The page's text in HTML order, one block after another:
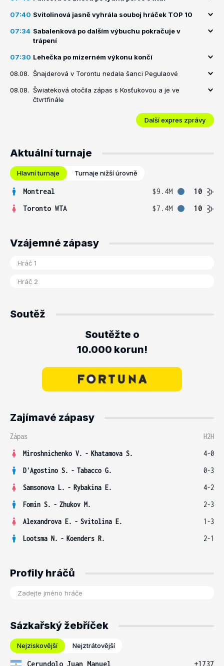
07:40 Svitolinová jasně vyhrála souboj hráček TOP 10
07:34 Sabalenková po dalším výbuchu pokračuje v
trápení
07:30 Lehečka po mizerném výkonu končí
08.08. Šnajderová v Torontu nedala šanci Pegulaové
08.08. Šwiateková otočila zápas s Kosťukovou a je ve
čtvrtfinále
Další expres zprávy
Aktuální turnaje
Hlavní turnaje Turnaje nižší úrovně
Montreal $9.4M
10
Toronto WTA
$7.4M 10
Vzájemné zápasy
Soutěž
Soutěžte o
10.000 korun!
Zajímavé zápasy
Zápas
H2H
Miroshnichenko V. - Khatamova S.
4-0
D'Agostino S. - Tabacco G.
0-3
Samsonova L. - Rybakina E.
4-2
Fomin S. - Zhukov M.
2-3
Alexandrova E. - Svitolina E.
1-3
Lootsma N. - Koenders R. 2-1
Profily hráčů
Sázkařský žebříček
Nejziskovější Nejztrátovější
Cerundolo Juan Manuel
+1737